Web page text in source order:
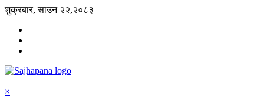
शुक्रबार, साउन २२,२०८३
×